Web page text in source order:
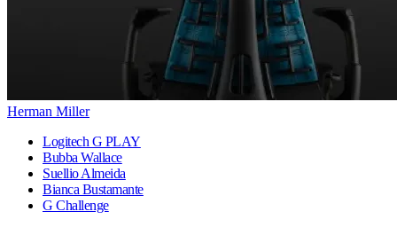
Herman Miller
Logitech G PLAY
Bubba Wallace
Suellio Almeida
Bianca Bustamante
G Challenge